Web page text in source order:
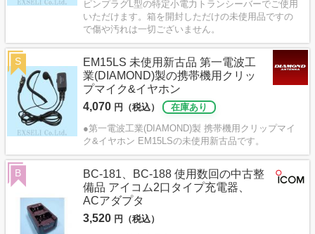
ピンプラグL型の特定小電力トランシーバーでご使用
いただけます。箱を開封しただけの未使用品ですの
で傷や汚れは一切ございません。
EM15LS 未使用新古品 第一電波工
業(DIAMOND)製の携帯機用クリッ
プマイク&イヤホン
4,070 円（税込）
在庫あり
●第一電波工業(DIAMOND)製 携帯機用クリップマイ
ク&イヤホン EM15LSの未使用新古品です。
S
BC-181、BC-188 使用数回の中古整
備品 アイコム2口タイプ充電器、
ACアダプタ
3,520 円（税込）
B